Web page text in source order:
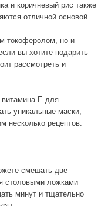
и коричневый рис также
отличной основой
токоферолом, но и
вы хотите подарить
рассмотреть и
витамина Е для
уникальные маски,
несколько рецептов.
смешать две
столовыми ложками
минут и тщательно